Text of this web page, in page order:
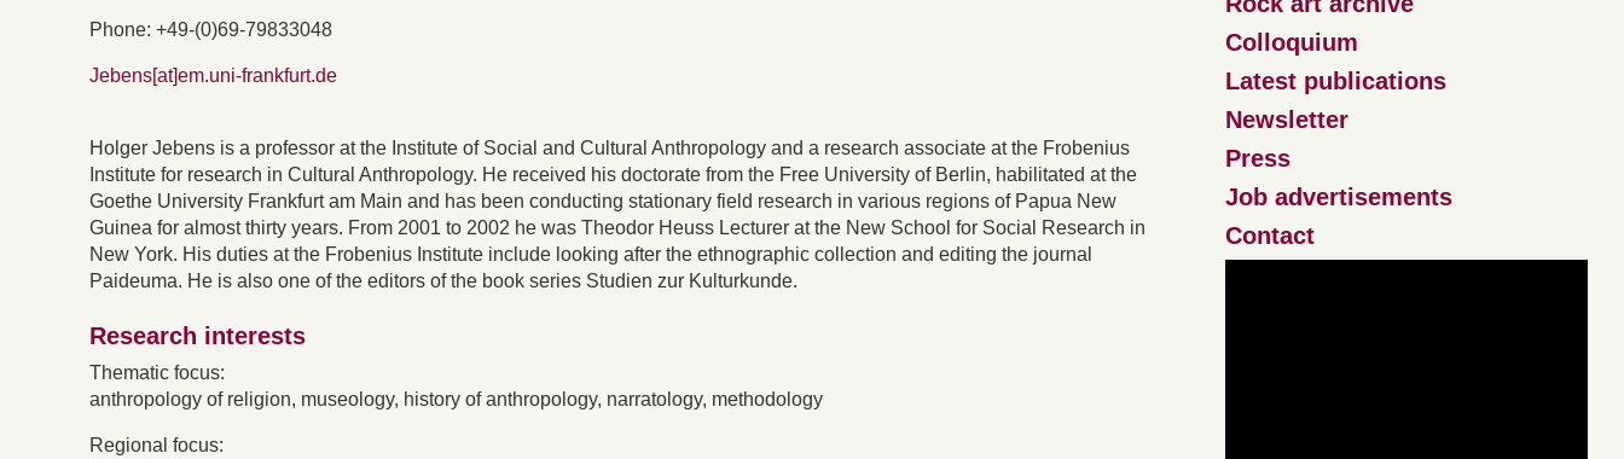
Phone: +49-(0)69-79833048
Jebens[at]em.uni-frankfurt.de
Holger Jebens is a professor at the Institute of Social and Cultural Anthropology and a research associate at the Frobenius
Institute for research in Cultural Anthropology. He received his doctorate from the Free University of Berlin, habilitated at the
Goethe University Frankfurt am Main and has been conducting stationary field research in various regions of Papua New
Guinea for almost thirty years. From 2001 to 2002 he was Theodor Heuss Lecturer at the New School for Social Research in
New York. His duties at the Frobenius Institute include looking after the ethnographic collection and editing the journal
Paideuma. He is also one of the editors of the book series Studien zur Kulturkunde.
Research interests
Thematic focus:
anthropology of religion, museology, history of anthropology, narratology, methodology
Regional focus:
Colloquium
Latest publications
Newsletter
Press
Job advertisements
Contact